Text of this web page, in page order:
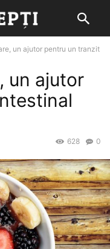
un ajutor pentru un tranzit
un ajutor
0
628